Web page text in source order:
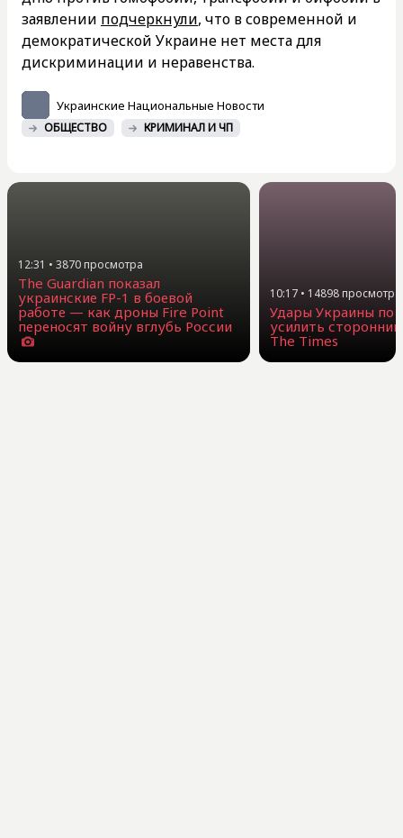
заявлении подчеркнули, что в современной и
демократической Украине нет места для
дискриминации и неравенства.
Украинские Национальные Новости
ОБЩЕСТВО КРИМИНАЛ И ЧП
12:31 • 3870просмотра
The Guardian показал
украинские FP-1 в боевой
работе — как дроны Fire Point
переносят войну вглубь России
10:17 • 14898просмотра
Удары Украины по
усилить
The Times